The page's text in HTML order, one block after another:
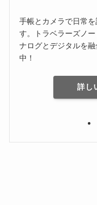
手帳とカメラで日常
す。トラベラーズノ
ナログとデジタルを
中！
詳し